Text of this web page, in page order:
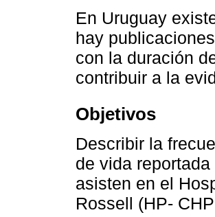
En Uruguay
hay
con la duración
contribuir a la
Objetivos
Describir la
de vida
asisten en el
Rossell (HP-